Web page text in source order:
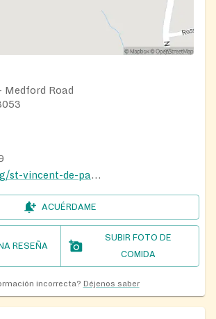
Medford Road
https://cosij.org/st-vincent-de-paul-society
ACUÉRDAME
RESEÑA
SUBIR FOTO DE
COMIDA
incorrecta? Déjenos saber